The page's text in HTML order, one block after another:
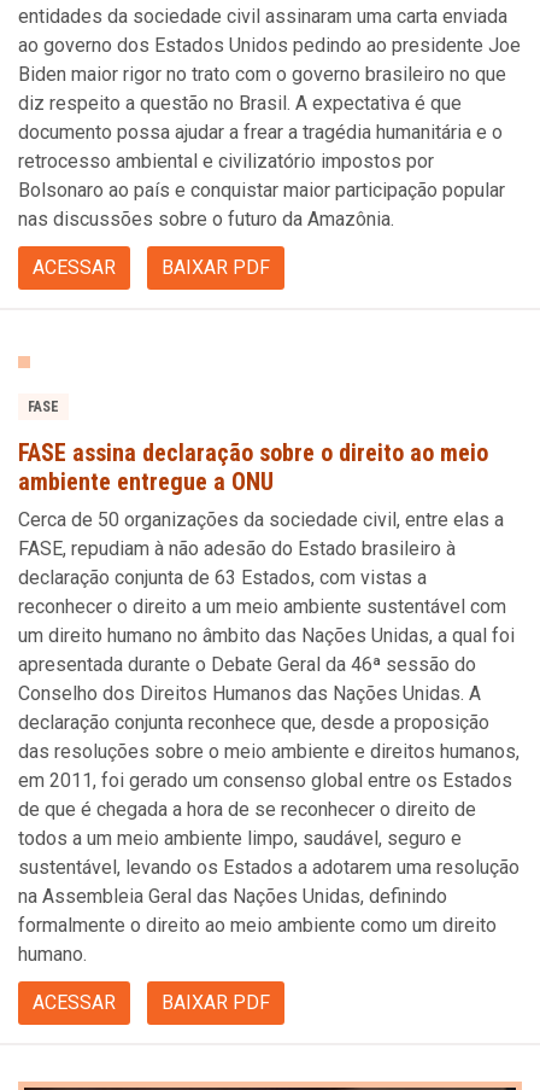
entidades da sociedade civil assinaram uma carta enviada
ao governo dos Estados Unidos pedindo ao presidente Joe
Biden maior rigor no trato com o governo brasileiro no que
diz respeito a questão no Brasil. A expectativa é que
documento possa ajudar a frear a tragédia humanitária e o
retrocesso ambiental e civilizatório impostos por
Bolsonaro ao país e conquistar maior participação popular
nas discussões sobre o futuro da Amazônia.
ACESSAR BAIXAR PDF
FASE
FASE assina declaração sobre o direito ao meio
ambiente entregue a ONU
Cerca de 50 organizações da sociedade civil, entre elas a
FASE, repudiam à não adesão do Estado brasileiro à
declaração conjunta de 63 Estados, com vistas a
reconhecer o direito a um meio ambiente sustentável com
um direito humano no âmbito das Nações Unidas, a qual foi
apresentada durante o Debate Geral da 46ª sessão do
Conselho dos Direitos Humanos das Nações Unidas. A
declaração conjunta reconhece que, desde a proposição
das resoluções sobre o meio ambiente e direitos humanos,
em 2011, foi gerado um consenso global entre os Estados
de que é chegada a hora de se reconhecer o direito de
todos a um meio ambiente limpo, saudável, seguro e
sustentável, levando os Estados a adotarem uma resolução
na Assembleia Geral das Nações Unidas, definindo
formalmente o direito ao meio ambiente como um direito
humano.
ACESSAR BAIXAR PDF